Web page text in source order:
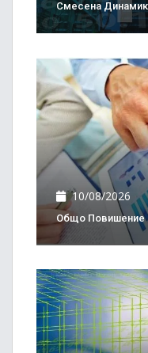
Смесена
10/08/2026
Общо Повишение